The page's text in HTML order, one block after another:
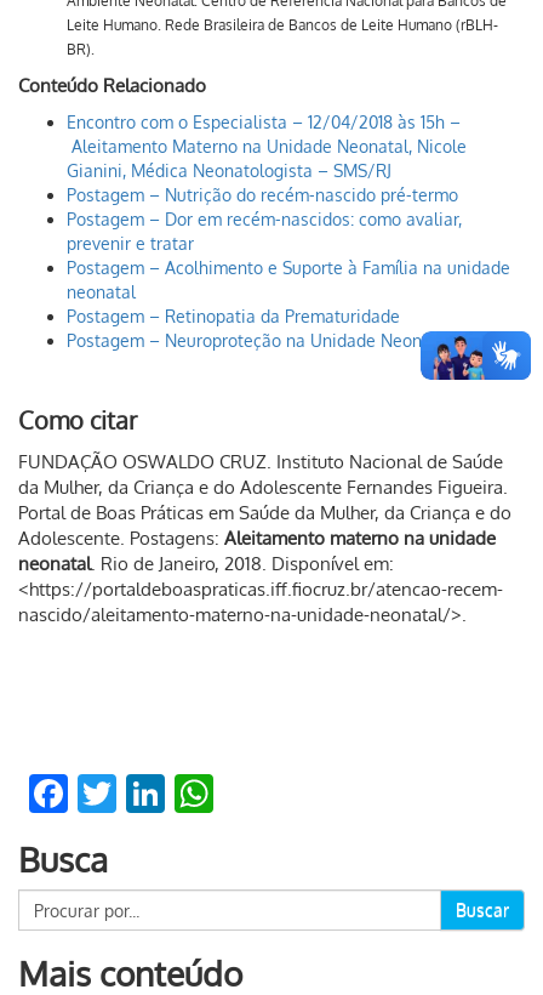
Leite Humano. Rede Brasileira de Bancos de Leite Humano (rBLH-
BR).
Conteúdo Relacionado
Encontro com o Especialista – 12/04/2018 às 15h –
Aleitamento Materno na Unidade Neonatal, Nicole
Gianini, Médica Neonatologista – SMS/RJ
Postagem – Nutrição do recém-nascido pré-termo
Postagem – Dor em recém-nascidos: como avaliar,
prevenir e tratar
Postagem – Acolhimento e Suporte à Família na unidade
neonatal
Postagem – Retinopatia da Prematuridade
Postagem – Neuroproteção na Unidade Neonatal
Como citar
FUNDAÇÃO OSWALDO CRUZ. Instituto Nacional de Saúde
da Mulher, da Criança e do Adolescente Fernandes Figueira.
Portal de Boas Práticas em Saúde da Mulher, da Criança e do
Adolescente. Postagens: Aleitamento materno na unidade
neonatal. Rio de Janeiro, 2018. Disponível em:
<https://portaldeboaspraticas.iff.fiocruz.br/atencao-recem-
nascido/aleitamento-materno-na-unidade-neonatal/>.
Facebook
TwitterLinkedIn
Busca
Buscar
Mais conteúdo